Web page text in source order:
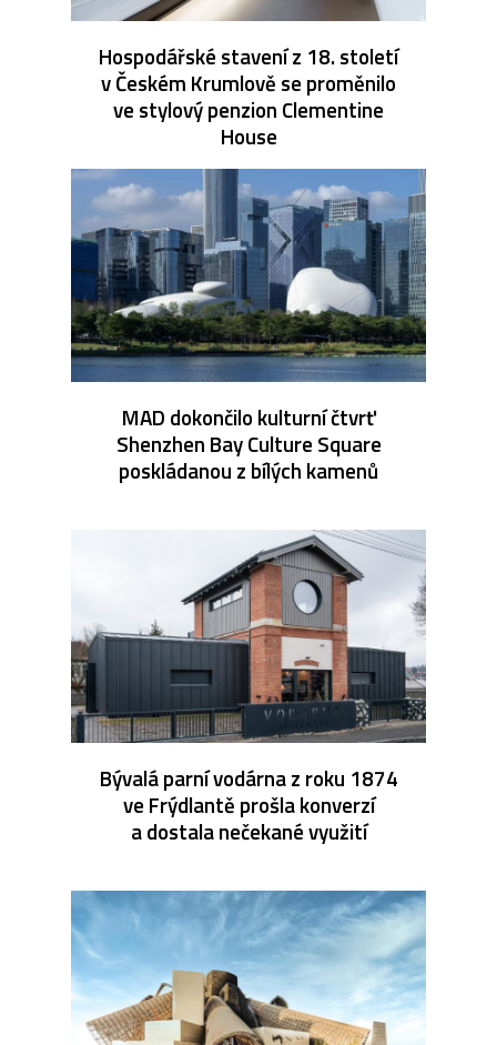
Hospodářské stavení z 18. století
v Českém Krumlově se proměnilo
ve stylový penzion Clementine
House
MAD dokončilo kulturní čtvrť
Shenzhen Bay Culture Square
poskládanou z bílých kamenů
Bývalá parní vodárna z roku 1874
ve Frýdlantě prošla konverzí
a dostala nečekané využití